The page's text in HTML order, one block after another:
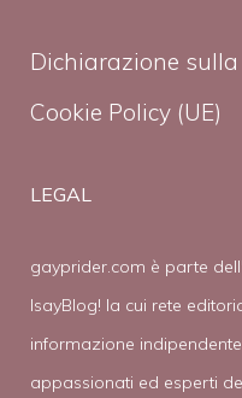
Dichiarazione sulla
Cookie Policy (UE)
LEGAL
gayprider.com è parte
IsayBlog! la cui rete
informazione
appassionati ed esperti